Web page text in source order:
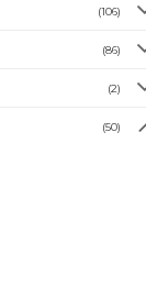
(106)
(86)
(2)
(50)